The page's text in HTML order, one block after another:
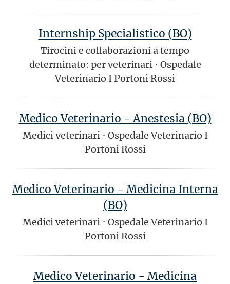
Internship Specialistico (BO)
Tirocini e collaborazioni a tempo
determinato: per veterinari · Ospedale
Veterinario I Portoni Rossi
Medico Veterinario - Anestesia (BO)
Medici veterinari · Ospedale Veterinario I
Portoni Rossi
Medico Veterinario - Medicina Interna
(BO)
Medici veterinari · Ospedale Veterinario I
Portoni Rossi
Medico Veterinario - Medicina